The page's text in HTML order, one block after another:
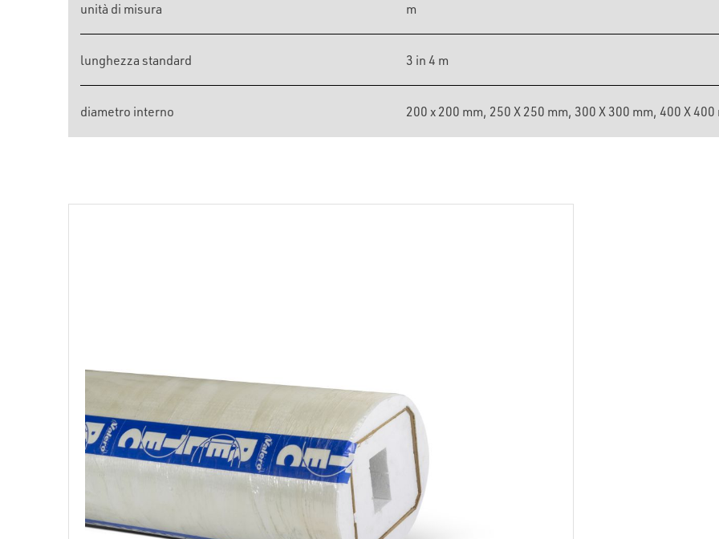
unità di misura m
lunghezza standard 3 in 4 m
diametro interno 200 x 200 mm, 250 X 250 mm, 300 X 300 mm, 400 X 400